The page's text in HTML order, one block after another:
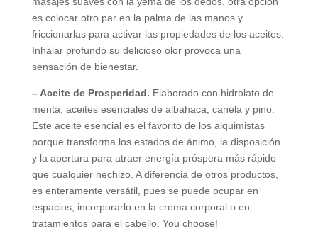
es colocar otro par en la palma de las manos y
friccionarlas para activar las propiedades de los aceites.
Inhalar profundo su delicioso olor provoca una
sensación de bienestar.
– Aceite de Prosperidad. Elaborado con hidrolato de
menta, aceites esenciales de albahaca, canela y pino.
Este aceite esencial es el favorito de los alquimistas
porque transforma los estados de ánimo, la disposición
y la apertura para atraer energía próspera más rápido
que cualquier hechizo. A diferencia de otros productos,
es enteramente versátil, pues se puede ocupar en
espacios, incorporarlo en la crema corporal o en
tratamientos para el cabello. You choose!